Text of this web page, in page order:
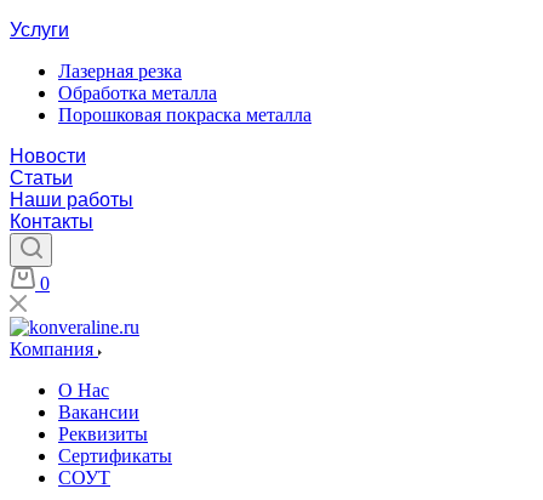
Услуги
Лазерная резка
Обработка металла
Порошковая покраска металла
Новости
Статьи
Наши работы
Контакты
0
Компания
О Нас
Вакансии
Реквизиты
Сертификаты
СОУТ